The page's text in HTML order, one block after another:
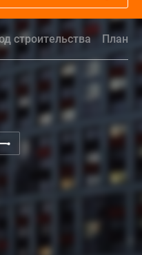
строительства